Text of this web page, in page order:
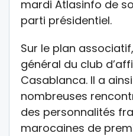
mardi Atlasinfo de
parti présidentiel.
Sur le plan
général du club
Casablanca. Il a
nombreuses
des personnalités
marocaines de